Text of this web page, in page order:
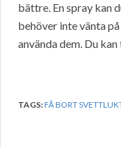
bättre. En spray kan
behöver inte vänta
använda dem. Du
TAGS:FÅ BORT